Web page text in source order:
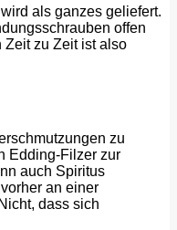
als ganzes geliefert.
offen
zu Zeit ist also
zu
Edding-Filzer zur
auch Spiritus
an einer
dass sich